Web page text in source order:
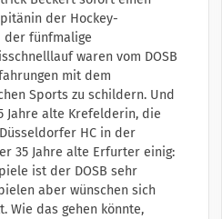
der Hockey-
der fünfmalige
waren vom DOSB
mit dem
Sports zu schildern. Und
Jahre alte Krefelderin, die
HC in der
35 Jahre alte Erfurter einig:
ist der DOSB sehr
aber wünschen sich
Wie das gehen könnte,